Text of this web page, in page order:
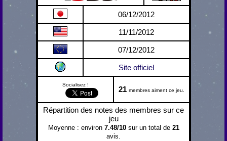
06/12/2012
11/11/2012
07/12/2012
Site officiel
Socialisez !
21 membres aiment ce jeu.
Répartition des notes des membres sur ce
jeu
Moyenne : environ 7.48/10 sur un total de 21
avis.